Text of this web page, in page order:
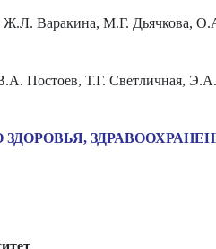
Варакина, М.Г. Дьячкова,
Постоев, Т.Г. Светличная,